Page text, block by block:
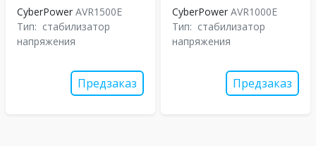
CyberPower AVR1500E
Тип: стабилизатор
напряжения
Предзаказ
CyberPower AVR1000E
Тип: стабилизатор
напряжения
Предзаказ